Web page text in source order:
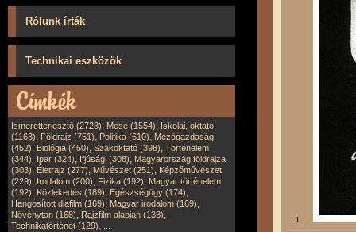
Rólunk írták
Technikai eszközök
Ismeretterjesztő (2723), Mese (1554), Iskolai, oktató
(1163), Földrajz (751), Politika (610), Mezőgazdaság
(452), Biológia (450), Szakoktató (398), Történelem
(344), Ipar (324), Ifjúsági (308), Magyarország földrajza
(303), Életrajz (277), Művészet (251), Képzőművészet
(229), Irodalom (200), Fizika (192), Magyar történelem
(192), Közlekedés (189), Egészségügy (174),
Hangosított diafilm (169), Magyar irodalom (169),
Növénytan (168), Rajzfilm alapján (133),
Technikatörténet (129), 1